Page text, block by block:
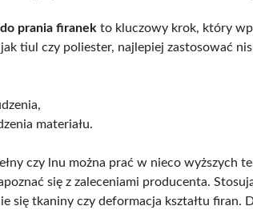
prania firanek to kluczowy krok, który
tiul czy poliester, najlepiej zastosować
materiału.
czy lnu można prać w nieco wyższych
się z zaleceniami producenta.
się tkaniny czy deformacja kształtu firan.